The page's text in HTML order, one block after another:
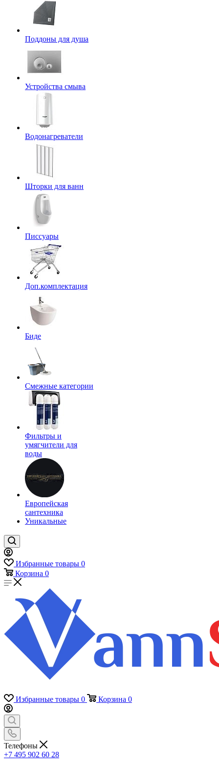
Поддоны для душа
Устройства смыва
Водонагреватели
Шторки для ванн
Писсуары
Доп.комплектация
Биде
Смежные категории
Фильтры и
умягчители для
воды
Европейская
сантехника
Уникальные
Избранные товары 0
Корзина 0
Избранные товары 0 Корзина 0
Телефоны
+7 495 902 60 28